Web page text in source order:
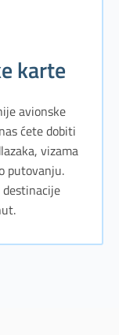
karte
avionske
ćete dobiti
vizama
putovanju.